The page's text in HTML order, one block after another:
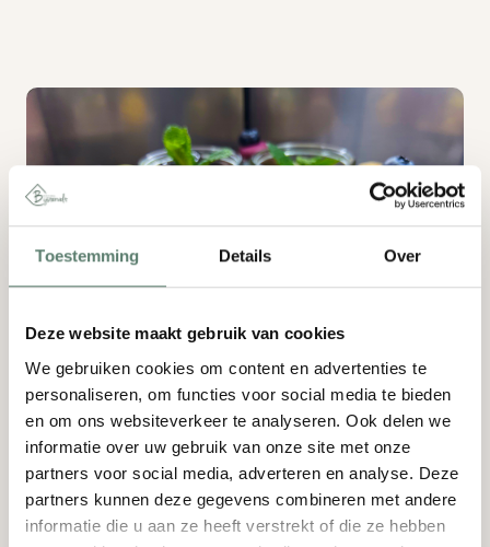
Toestemming Details Over
Deze website maakt gebruik van cookies
We gebruiken cookies om content en advertenties te
personaliseren, om functies voor social media te bieden
en om ons websiteverkeer te analyseren. Ook delen we
informatie over uw gebruik van onze site met onze
partners voor social media, adverteren en analyse. Deze
partners kunnen deze gegevens combineren met andere
informatie die u aan ze heeft verstrekt of die ze hebben
Ronde 1;Amuse + soep
Wasabiroomkaas – wakamé – parels van
kalamansi – crumble van wasabi/sesam
Crème van geitenkaas – balsamico – walnoot